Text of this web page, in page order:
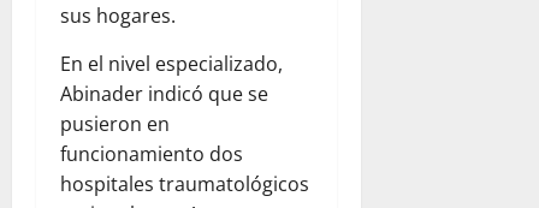
sus hogares.
En el nivel especializado,
Abinader indicó que se
pusieron en
funcionamiento dos
hospitales traumatológicos